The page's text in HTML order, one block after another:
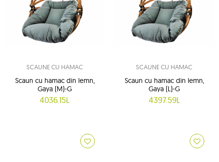
SCAUNE CU HAMAC
Scaun cu hamac din lemn,
Gaya (M)-G
4036.15L
SCAUNE CU HAMAC
Scaun cu hamac din lemn,
Gaya (L)-G
4397.59L